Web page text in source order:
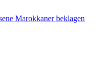
Marokkaner beklagen